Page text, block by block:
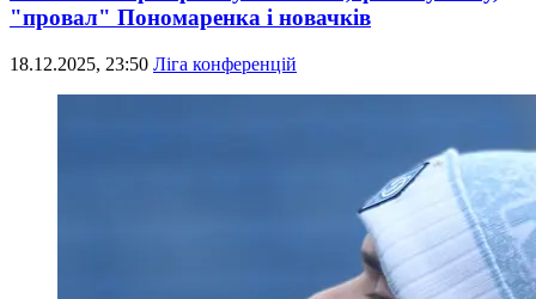
"провал" Пономаренка і новачків
18.12.2025, 23:50 Ліга конференцій